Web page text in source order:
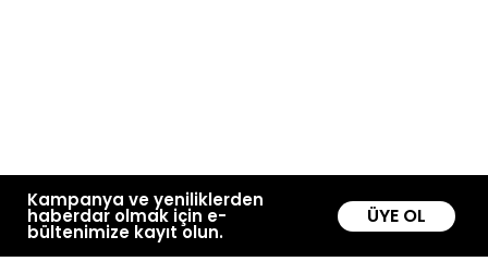
Kampanya ve yeniliklerden
haberdar olmak için e-
bültenimize kayıt olun.
ÜYE OL